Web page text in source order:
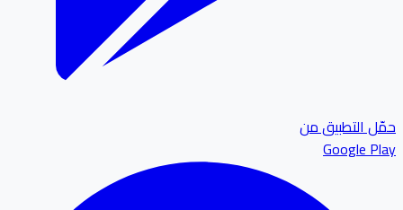
التطبيق من
Google